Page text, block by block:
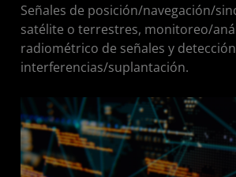
Señales de posición/navegación/
satélite o terrestres, monitoreo/
radiométrico de señales y
interferencias/suplantación.